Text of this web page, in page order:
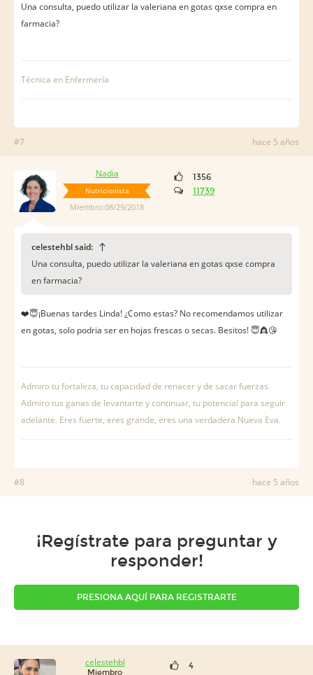
Una consulta, puedo utilizar la valeriana en gotas qxse compra en
farmacia?
Técnica en Enfermería
#7 hace 5 años
Nadia
Nutricionista
Miembro:08/29/2018
1356
11739
celestehbl said:
Una consulta, puedo utilizar la valeriana en gotas qxse compra
en farmacia?
❤️️😇¡Buenas tardes Linda! ¿Como estas? No recomendamos utilizar
en gotas, solo podria ser en hojas frescas o secas. Besitos! 😇👸😘
Admiro tu fortaleza, tu capacidad de renacer y de sacar fuerzas.
Admiro tus ganas de levantarte y continuar, tu potencial para seguir
adelante. Eres fuerte, eres grande, eres una verdadera Nueva Eva.
#8 hace 5 años
¡Regístrate para preguntar y
responder!
PRESIONA AQUÍ PARA REGISTRARTE
celestehbl
Miembro
4